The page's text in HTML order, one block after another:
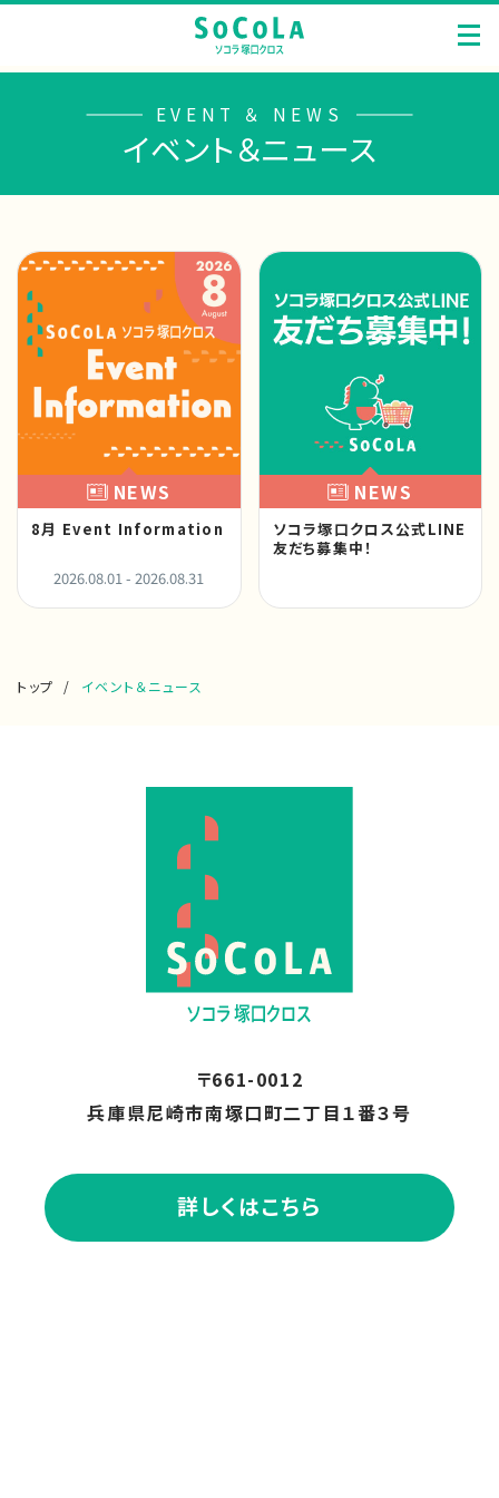
EVENT ＆ NEWS
イベント＆ニュース
NEWS
8月 Event Information
2026.08.01 - 2026.08.31
NEWS
ソコラ塚口クロス公式LINE
友だち募集中！
トップ イベント＆ニュース
〒661-0012
兵庫県尼崎市南塚口町二丁目１番３号
詳しくはこちら